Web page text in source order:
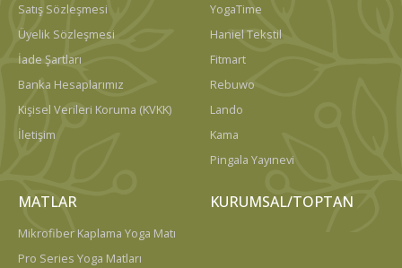
Satış Sözleşmesi
Üyelik Sözleşmesi
İade Şartları
Banka Hesaplarımız
Kişisel Verileri Koruma (KVKK)
İletişim
YogaTime
Haniel Tekstil
Fitmart
Rebuwo
Lando
Kama
Pingala Yayınevi
MATLAR
Mikrofiber Kaplama Yoga Matı
Pro Series Yoga Matları
KURUMSAL/TOPTAN